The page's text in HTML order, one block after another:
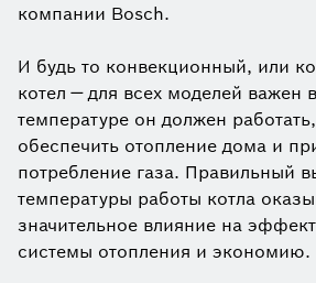
компании Bosch.
И будь то конвекционный, или
котел — для всех моделей важен
температуре он должен
обеспечить отопление дома и
потребление газа. Правильный
температуры работы котла
значительное влияние на
системы отопления и экономию.